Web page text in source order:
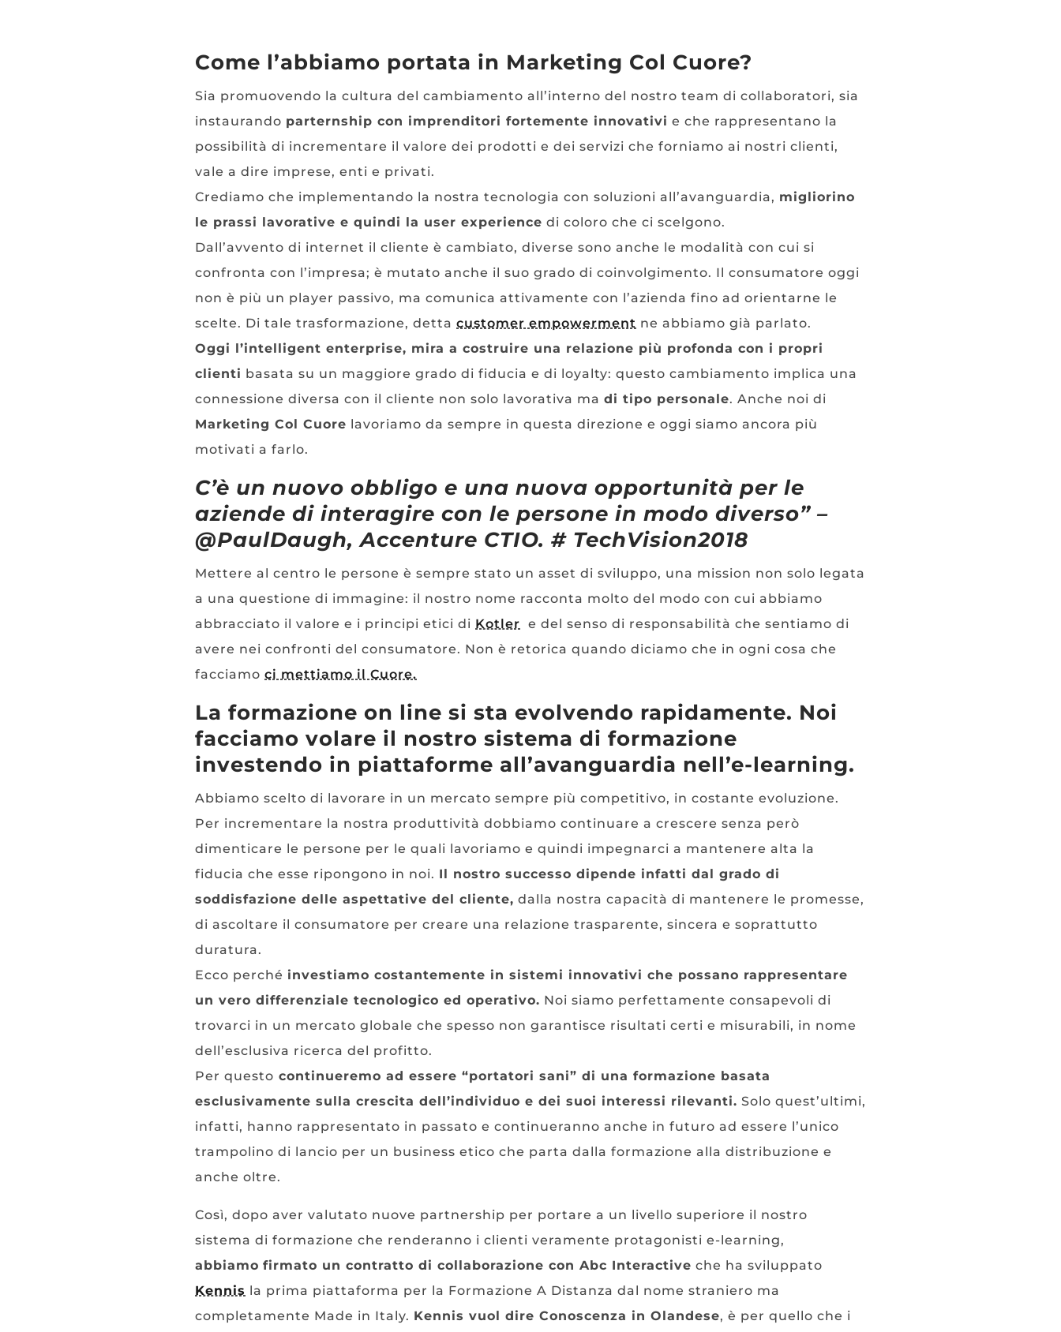
Come l’abbiamo portata in Marketing Col Cuore?
Sia promuovendo la cultura del cambiamento all’interno del nostro team di collaboratori, sia
instaurando parternship con imprenditori fortemente innovativi e che rappresentano la
possibilità di incrementare il valore dei prodotti e dei servizi che forniamo ai nostri clienti,
vale a dire imprese, enti e privati.
Crediamo che implementando la nostra tecnologia con soluzioni all’avanguardia, migliorino
le prassi lavorative e quindi la user experience di coloro che ci scelgono.
Dall’avvento di internet il cliente è cambiato, diverse sono anche le modalità con cui si
confronta con l’impresa; è mutato anche il suo grado di coinvolgimento. Il consumatore oggi
non è più un player passivo, ma comunica attivamente con l’azienda fino ad orientarne le
scelte. Di tale trasformazione, detta customer empowerment ne abbiamo già parlato.
Oggi l’intelligent enterprise, mira a costruire una relazione più profonda con i propri
clienti basata su un maggiore grado di fiducia e di loyalty: questo cambiamento implica una
connessione diversa con il cliente non solo lavorativa ma di tipo personale. Anche noi di
Marketing Col Cuore lavoriamo da sempre in questa direzione e oggi siamo ancora più
motivati a farlo.
C’è un nuovo obbligo e una nuova opportunità per le
aziende di interagire con le persone in modo diverso” –
@PaulDaugh, Accenture CTIO. # TechVision2018
Mettere al centro le persone è sempre stato un asset di sviluppo, una mission non solo legata
a una questione di immagine: il nostro nome racconta molto del modo con cui abbiamo
abbracciato il valore e i principi etici di Kotler e del senso di responsabilità che sentiamo di
avere nei confronti del consumatore. Non è retorica quando diciamo che in ogni cosa che
facciamo ci mettiamo il Cuore.
La formazione on line si sta evolvendo rapidamente. Noi
facciamo volare il nostro sistema di formazione
investendo in piattaforme all’avanguardia nell’e-learning.
Abbiamo scelto di lavorare in un mercato sempre più competitivo, in costante evoluzione.
Per incrementare la nostra produttività dobbiamo continuare a crescere senza però
dimenticare le persone per le quali lavoriamo e quindi impegnarci a mantenere alta la
fiducia che esse ripongono in noi. Il nostro successo dipende infatti dal grado di
soddisfazione delle aspettative del cliente, dalla nostra capacità di mantenere le promesse,
di ascoltare il consumatore per creare una relazione trasparente, sincera e soprattutto
duratura.
Ecco perché investiamo costantemente in sistemi innovativi che possano rappresentare
un vero differenziale tecnologico ed operativo. Noi siamo perfettamente consapevoli di
trovarci in un mercato globale che spesso non garantisce risultati certi e misurabili, in nome
dell’esclusiva ricerca del profitto.
Per questo continueremo ad essere “portatori sani” di una formazione basata
esclusivamente sulla crescita dell’individuo e dei suoi interessi rilevanti. Solo quest’ultimi,
infatti, hanno rappresentato in passato e continueranno anche in futuro ad essere l’unico
trampolino di lancio per un business etico che parta dalla formazione alla distribuzione e
anche oltre.
Così, dopo aver valutato nuove partnership per portare a un livello superiore il nostro
sistema di formazione che renderanno i clienti veramente protagonisti e-learning,
abbiamo firmato un contratto di collaborazione con Abc Interactive che ha sviluppato
Kennis
la prima piattaforma per la Formazione A Distanza dal nome straniero ma
completamente Made in Italy. Kennis vuol dire Conoscenza in Olandese, è per quello che i